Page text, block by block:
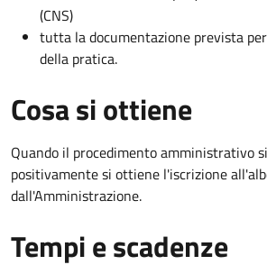
(CNS)
tutta la documentazione prevista
della pratica.
Cosa si ottiene
Quando il procedimento amministrativo
positivamente si ottiene l'iscrizione
dall'Amministrazione.
Tempi e scadenze